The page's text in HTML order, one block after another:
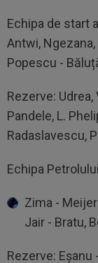
Echipa de start
Antwi,
Popescu -
Rezerve: Udrea,
Pandele, L.
Radaslavescu,
Echipa
Zima -
Jair - Bratu,
Rezerve: Eșanu